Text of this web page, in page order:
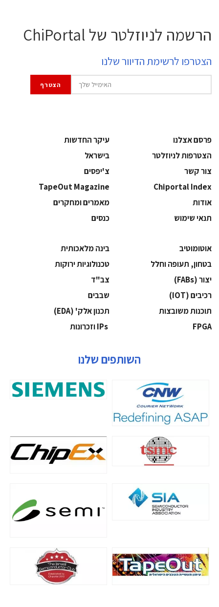
הרשמה לניוזלטר של ChiPortal
הצטרפו לרשימת הדיוור שלנו
פרסם אצלנו
עיקר החדשות
הצטרפות לניוזלטר
בישראל
צור קשר
צ'יפסים
Chiportal Index
TapeOut Magazine
אודות
מאמרים ומחקרים
תנאי שימוש
כנסים
אוטומוטיב
בינה מלאכותית
בטחון, תעופה וחלל
‫טכנולוגיות ירוקות‬
‫יצור (‪(FABs‬‬
‫צב"ד‬
‫רכיבים‬ (IOT)
‫שבבים‬
‫תוכנות משובצות‬
‫תכנון אלק' (‪(EDA‬‬
‫‪FPGA‬‬
השותפים שלנו